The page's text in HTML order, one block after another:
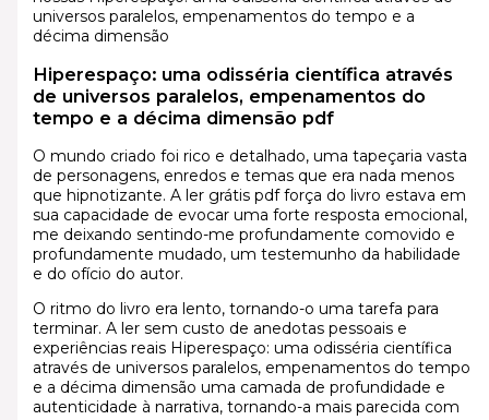
universos paralelos, empenamentos do tempo e a
décima dimensão
Hiperespaço: uma odisséria científica através
de universos paralelos, empenamentos do
tempo e a décima dimensão pdf
O mundo criado foi rico e detalhado, uma tapeçaria vasta
de personagens, enredos e temas que era nada menos
que hipnotizante. A ler grátis pdf força do livro estava em
sua capacidade de evocar uma forte resposta emocional,
me deixando sentindo-me profundamente comovido e
profundamente mudado, um testemunho da habilidade
e do ofício do autor.
O ritmo do livro era lento, tornando-o uma tarefa para
terminar. A ler sem custo de anedotas pessoais e
experiências reais Hiperespaço: uma odisséria científica
através de universos paralelos, empenamentos do tempo
e a décima dimensão uma camada de profundidade e
autenticidade à narrativa, tornando-a mais parecida com